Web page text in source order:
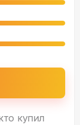
купил